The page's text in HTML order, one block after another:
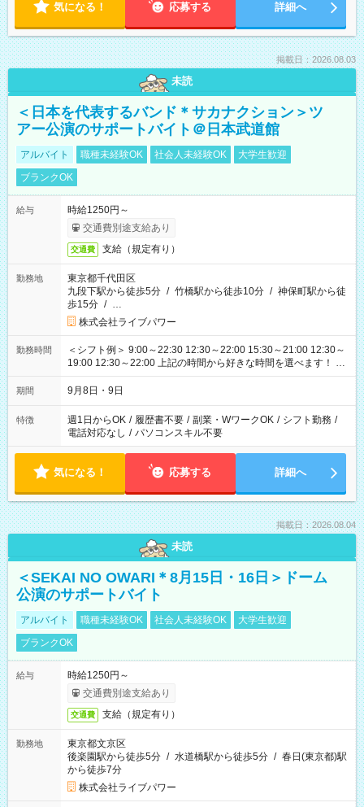
気になる！ 応募する 詳細へ
掲載日：2026.08.03
未読
＜日本を代表するバンド＊サカナクション＞ツ
アー公演のサポートバイト＠日本武道館
アルバイト 職種未経験OK 社会人未経験OK
大学生歓迎
ブランクOK
給与
時給1250円～
交通費別途支給あり
交通費 支給（規定有り）
勤務地
東京都千代田区
九段下駅から徒歩5分 / 竹橋駅から徒歩10分 / 神保町駅から徒
歩15分 / …
株式会社ライブパワー
勤務時間
＜シフト例＞ 9:00～22:30 12:30～22:00 15:30～21:00 12:30～
19:00 12:30～22:00 上記の時間から好きな時間を選べます！ ※
時間は変更となる可能性があります
期間 9月8日・9日
特徴 週1日からOK / 履歴書不要 / 副業・WワークOK / シフト勤務 /
電話対応なし / パソコンスキル不要
気になる！ 応募する 詳細へ
掲載日：2026.08.04
未読
＜SEKAI NO OWARI＊8月15日・16日＞ドーム
公演のサポートバイト
アルバイト 職種未経験OK 社会人未経験OK
大学生歓迎
ブランクOK
給与
時給1250円～
交通費別途支給あり
交通費 支給（規定有り）
勤務地
東京都文京区
後楽園駅から徒歩5分 / 水道橋駅から徒歩5分 / 春日(東京都)駅
から徒歩7分
株式会社ライブパワー